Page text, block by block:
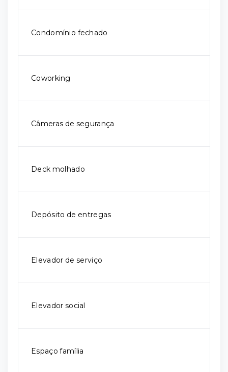
Condomínio fechado
Coworking
Câmeras de segurança
Deck molhado
Depósito de entregas
Elevador de serviço
Elevador social
Espaço família